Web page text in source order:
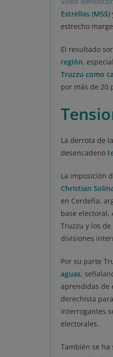
Estrellas (M5S)
estrecho
El resultado
región,
Truzzu como
por más de 20
La derrota de
desencadenó
La imposición
Christian
en Cerdeña,
base electoral.
Truzzu y los
divisiones
Por su parte
aguas,
aprendidas de
derechista
interrogantes
electorales.
También se